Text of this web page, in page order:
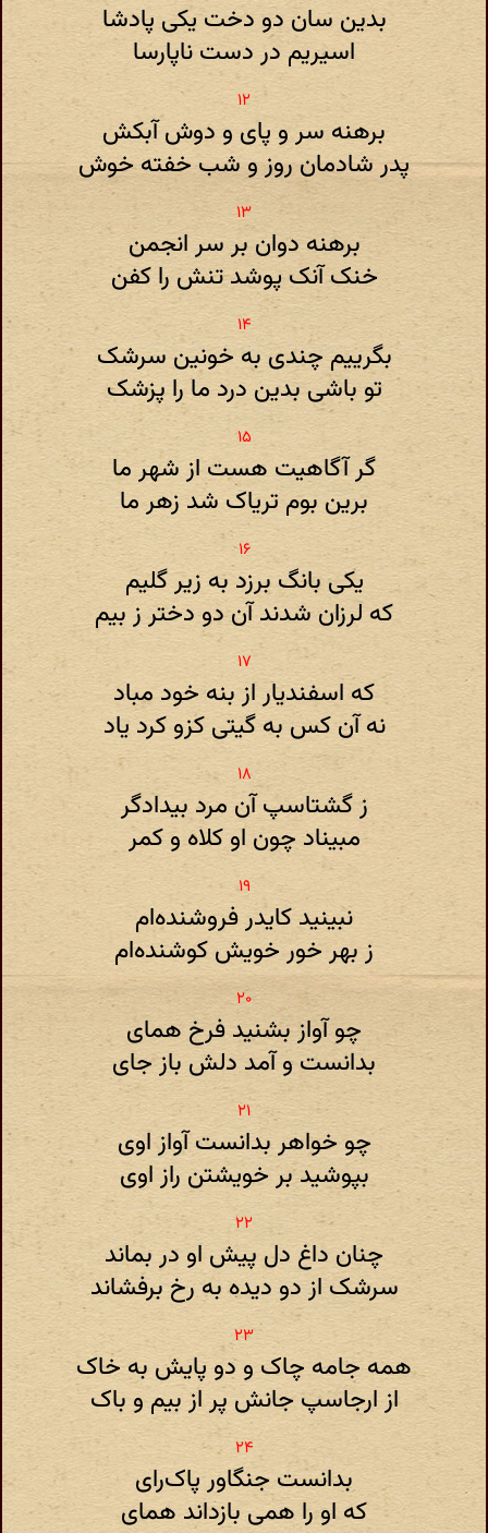
بدین سان دو دخت یکی پادشا
اسیریم در دست ناپارسا
برهنه سر و پای و دوش آبکش
پدر شادمان روز و شب خفته خوش
برهنه دوان بر سر انجمن
خنک آنک پوشد تنش را کفن
بگرییم چندی به خونین سرشک
تو باشی بدین درد ما را پزشک
گر آگاهیت هست از شهر ما
برین بوم تریاک شد زهر ما
یکی بانگ برزد به زیر گلیم
که لرزان شدند آن دو دختر ز بیم
که اسفندیار از بنه خود مباد
نه آن کس به گیتی کزو کرد یاد
ز گشتاسپ آن مرد بیدادگر
مبیناد چون او کلاه و کمر
نبینید کایدر فروشنده‌ام
ز بهر خور خویش کوشنده‌ام
چو آواز بشنید فرخ همای
بدانست و آمد دلش باز جای
چو خواهر بدانست آواز اوی
بپوشید بر خویشتن راز اوی
چنان داغ دل پیش او در بماند
سرشک از دو دیده به رخ برفشاند
همه جامه چاک و دو پایش به خاک
از ارجاسپ جانش پر از بیم و باک
بدانست جنگاور پاک‌رای
که او را همی بازداند همای